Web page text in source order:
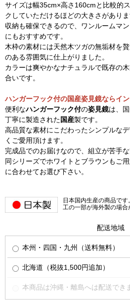
サイズは幅35cm×高さ160cmと比較的
クしていただけるほどの大きさがありま
収納も確保できるので、ワンルームマ
にもおすすめです。
木枠の素材には天然木ツガの無垢材を
のある雰囲気に仕上がりました。
カラーは爽やかなナチュラルで既存の
合いです。
ハンガーフック付の国産姿見鏡ならイ
便利なハンガーフック付の姿見鏡は、
丁寧に製造された国産製です。
高品質な素材にこだわったシンプルな
くご愛用頂けます。
完成品でのお届けなので、組立が苦手な
同シリーズでホワイトとブラウンもご
に合わせてお選び下さい。
日本国内生産の商品で
工の一部が海外製の場合
配送地域
本州・四国・九州（送料無料）
北海道（税抜1,500円追加）
本商品は沖縄・離島へは配送でき